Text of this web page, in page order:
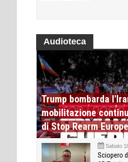
Audioteca
Trump bombarda
mobilitazione
di Stop Rearm Europe
Sabato
Sciopero